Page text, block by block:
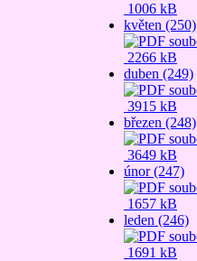
1006 kB
květen (250)
2266 kB
duben (249)
3915 kB
březen (248)
3649 kB
únor (247)
1657 kB
leden (246)
1691 kB